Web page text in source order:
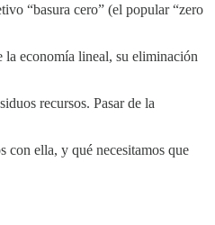
“basura cero” (el popular “zero
la economía lineal, su eliminación
recursos. Pasar de la
con ella, y qué necesitamos que